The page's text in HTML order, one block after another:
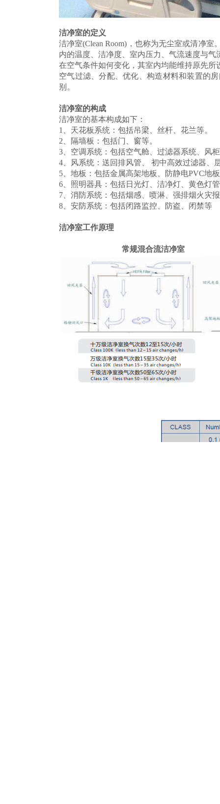
洁净室的定义
洁净室(Clean Room)，也称为无尘室或清净
内的温度、洁净度、室内压力、气流速度与气
在空气条件如何变化，其室内均能维持原先所
空气过滤、分配、优化、构造材料和装置的
别。
洁净室的构成
洁净室的基本构成如下：
1、天花板系统：包括吊梁、丝杆、花兰
2、隔墙板：包括门、窗等。
3、空调系统：包括空气舱、过滤器系统
4、风系统：送回排风管、 初中高效过滤器、
5、地板：包括金属高架地板、防静电PVC
6、照明器具：包括日光灯、洁净灯、黄色灯
7、消防系统：包括烟感、喷淋、强排烟火灾
8、安防系统：包括闭路监控、防盗、闭禁等
洁净室工作原理
常规混合流洁净